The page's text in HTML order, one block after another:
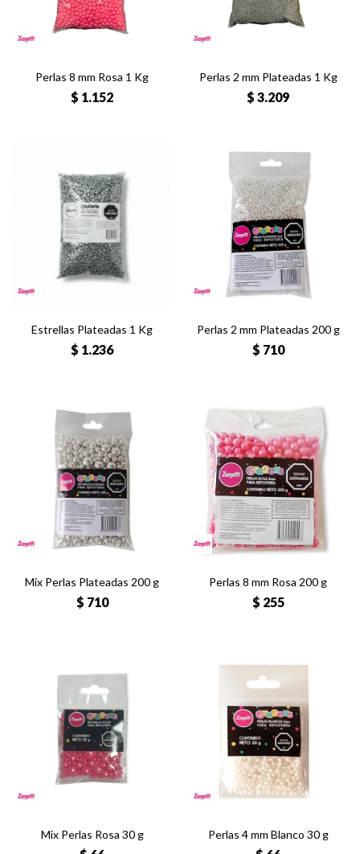
Perlas 8 mm Rosa 1 Kg
$ 1.152
Perlas 2 mm Plateadas 1 Kg
$ 3.209
Estrellas Plateadas 1 Kg
$ 1.236
Perlas 2 mm Plateadas 200 g
$ 710
Mix Perlas Plateadas 200 g
$ 710
Perlas 8 mm Rosa 200 g
$ 255
Mix Perlas Rosa 30 g Perlas 4 mm Blanco 30 g